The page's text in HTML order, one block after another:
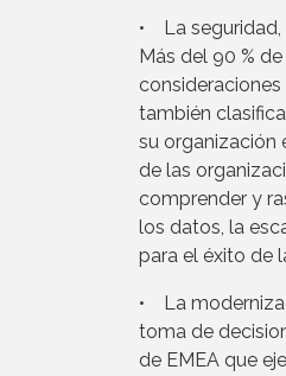
• La seguridad,
Más del 90 %
también
su organización
de las
comprender y
los datos, la
para el éxito de
• La
toma de
de EMEA que